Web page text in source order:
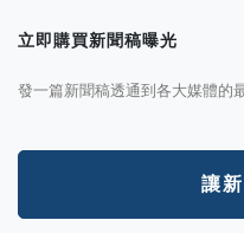
立即購買新聞稿曝光
發一篇新聞稿透通到各大媒體的
讓